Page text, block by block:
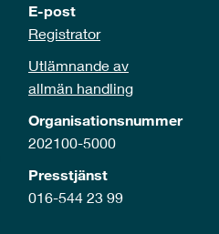
E-post
Registrator
Utlämnande av
allmän handling
Organisationsnummer
202100-5000
Presstjänst
016-544 23 99